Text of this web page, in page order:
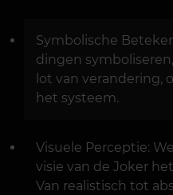
Symbolische
dingen
lot van verandering,
het systeem.
Visuele Perceptie:
visie van de Joker
Van realistisch tot